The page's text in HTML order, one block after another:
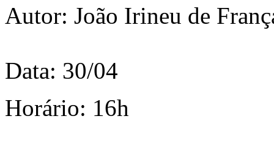
Autor: João Irineu de
Data: 30/04
Horário: 16h